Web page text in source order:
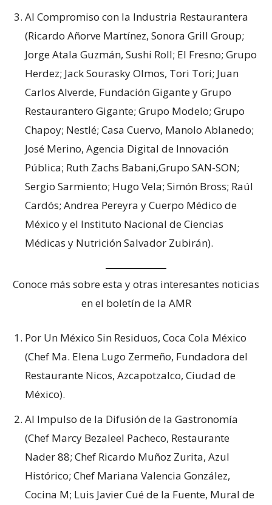
Al Compromiso con la Industria Restaurantera
(Ricardo Añorve Martínez, Sonora Grill Group;
Jorge Atala Guzmán, Sushi Roll; El Fresno; Grupo
Herdez; Jack Sourasky Olmos, Tori Tori; Juan
Carlos Alverde, Fundación Gigante y Grupo
Restaurantero Gigante; Grupo Modelo; Grupo
Chapoy; Nestlé; Casa Cuervo, Manolo Ablanedo;
José Merino, Agencia Digital de Innovación
Pública; Ruth Zachs Babani,Grupo SAN-SON;
Sergio Sarmiento; Hugo Vela; Simón Bross; Raúl
Cardós; Andrea Pereyra y Cuerpo Médico de
México y el Instituto Nacional de Ciencias
Médicas y Nutrición Salvador Zubirán).
Conoce más sobre esta y otras interesantes noticias
en el boletín de la AMR
Por Un México Sin Residuos, Coca Cola México
(Chef Ma. Elena Lugo Zermeño, Fundadora del
Restaurante Nicos, Azcapotzalco, Ciudad de
México).
Al Impulso de la Difusión de la Gastronomía
(Chef Marcy Bezaleel Pacheco, Restaurante
Nader 88; Chef Ricardo Muñoz Zurita, Azul
Histórico; Chef Mariana Valencia González,
Cocina M; Luis Javier Cué de la Fuente, Mural de